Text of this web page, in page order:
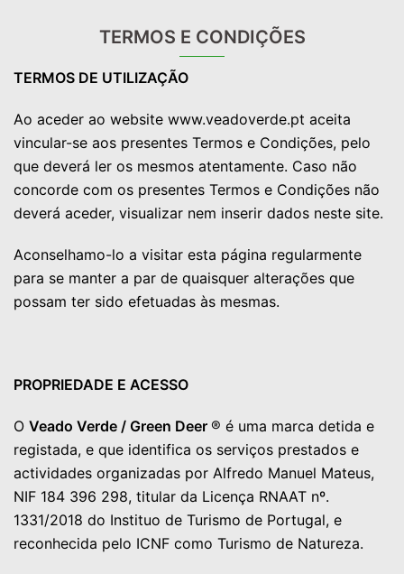
TERMOS E CONDIÇÕES
TERMOS DE UTILIZAÇÃO
Ao aceder ao website www.veadoverde.pt aceita
vincular-se aos presentes Termos e Condições, pelo
que deverá ler os mesmos atentamente. Caso não
concorde com os presentes Termos e Condições não
deverá aceder, visualizar nem inserir dados neste site.
Aconselhamo-lo a visitar esta página regularmente
para se manter a par de quaisquer alterações que
possam ter sido efetuadas às mesmas.
PROPRIEDADE E ACESSO
O Veado Verde / Green Deer ® é uma marca detida e
registada, e que identifica os serviços prestados e
actividades organizadas por Alfredo Manuel Mateus,
NIF 184 396 298, titular da Licença RNAAT nº.
1331/2018 do Instituo de Turismo de Portugal, e
reconhecida pelo ICNF como Turismo de Natureza.